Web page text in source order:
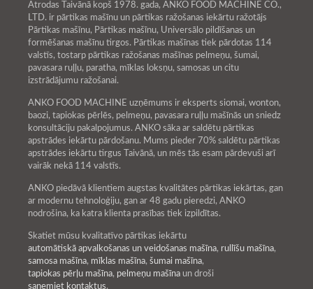
Atrodas Taivānā kopš 1978. gada, ANKO FOOD MACHINE CO.,
LTD. ir pārtikas mašīnu un pārtikas ražošanas iekārtu ražotājs
Pārtikas mašīnu, Pārtikas mašīnu, Universālo pildīšanas un
formēšanas mašīnu tirgos. Pārtikas mašīnas tiek pārdotas 114
valstīs, tostarp pārtikas ražošanas mašīnas pelmeņu, šumai,
pavasara ruļļu, paratha, mīklas loksņu, samosas un citu
izstrādājumu ražošanai.
ANKO FOOD MACHINE uzņēmums ir eksperts siomai, wonton,
baozi, tapiokas pērlēs, pelmeņu, pavasara ruļļu mašīnās un sniedz
konsultāciju pakalpojumus. ANKO sāka ar saldētu pārtikas
apstrādes iekārtu pārdošanu. Mums pieder 70% saldētu pārtikas
apstrādes iekārtu tirgus Taivānā, un mēs tās esam pārdevuši arī
vairāk nekā 114 valstīs.
ANKO piedāvā klientiem augstas kvalitātes pārtikas iekārtas, gan
ar modernu tehnoloģiju, gan ar 48 gadu pieredzi, ANKO
nodrošina, ka katra klienta prasības tiek izpildītas.
Skatiet mūsu kvalitatīvo pārtikas iekārtu
automātiskā apvalkošanas un veidošanas mašīna, rullīšu mašīna,
samosa mašīna, mīklas mašīna, šumai mašīna,
tapiokas pērļu mašīna, pelmeņu mašīna un droši
saņemiet kontaktus.